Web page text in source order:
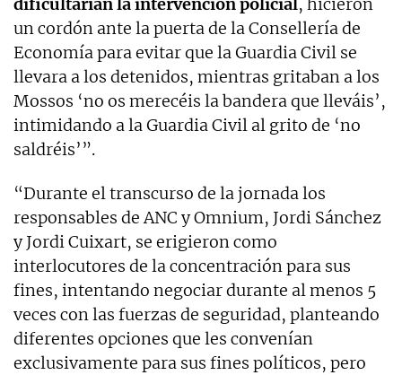
un cordón ante la puerta de la Consellería de
Economía para evitar que la Guardia Civil se
llevara a los detenidos, mientras gritaban a los
Mossos ‘no os merecéis la bandera que lleváis’,
intimidando a la Guardia Civil al grito de ‘no
saldréis’”.
“Durante el transcurso de la jornada los
responsables de ANC y Omnium, Jordi Sánchez
y Jordi Cuixart, se erigieron como
interlocutores de la concentración para sus
fines, intentando negociar durante al menos 5
veces con las fuerzas de seguridad, planteando
diferentes opciones que les convenían
exclusivamente para sus fines políticos, pero